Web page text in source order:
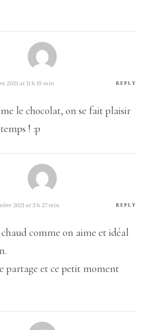
2021 at 11 h 19 min REPLY
le chocolat, on se fait plaisir
! :p
2021 at 5 h 27 min REPLY
comme on aime et idéal
partage et ce petit moment